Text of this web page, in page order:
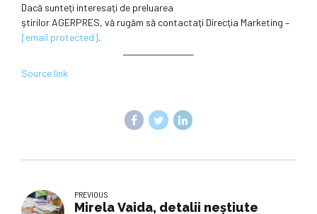
Dacă sunteţi interesaţi de preluarea
ştirilor AGERPRES, vă rugăm să contactaţi Direcţia Marketing –
[email protected].
Source link
PREVIOUS
Mirela Vaida, detalii neștiute